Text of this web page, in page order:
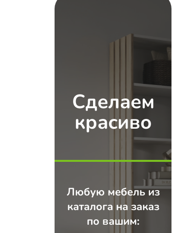
Сделаем
красиво
Любую мебель из
каталога на заказ
по вашим: